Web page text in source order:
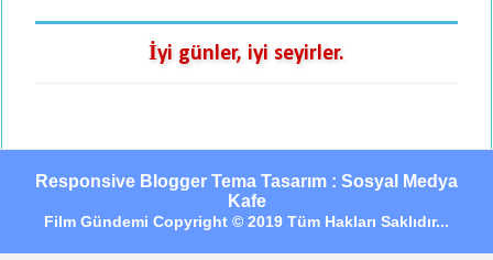
İyi günler, iyi seyirler.
Responsive Blogger Tema Tasarım : Sosyal Medya
Kafe
Film Gündemi Copyright © 2019 Tüm Hakları Saklıdır...